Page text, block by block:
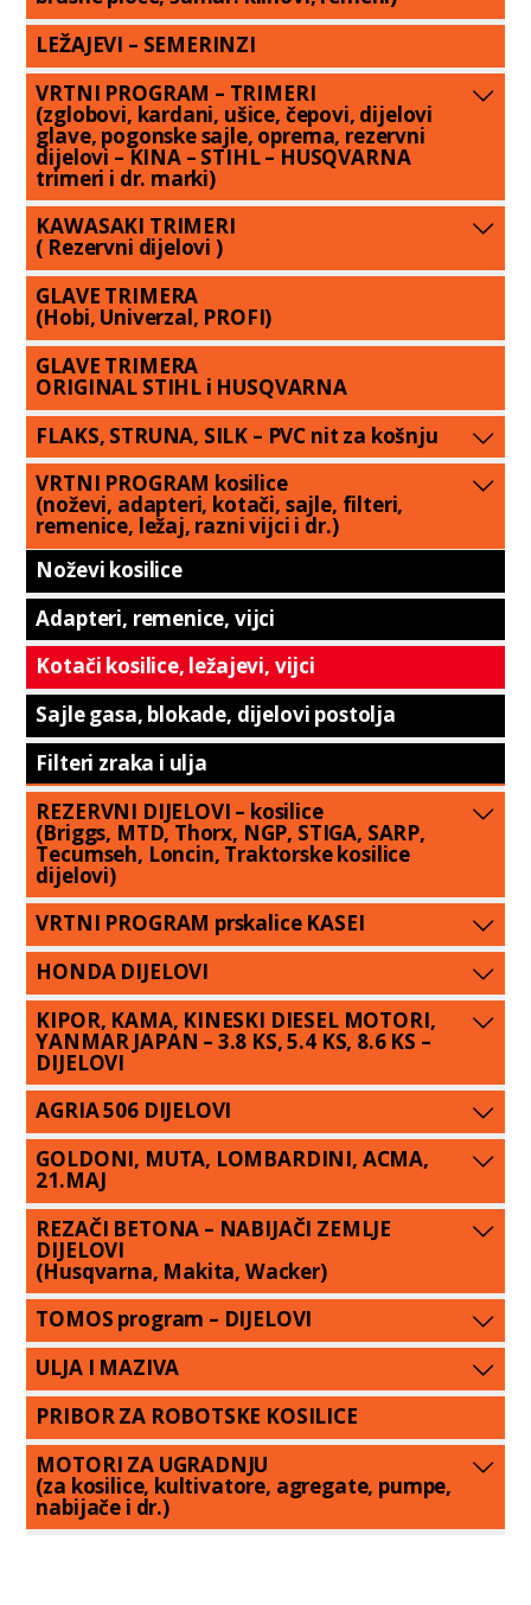
LEŽAJEVI – SEMERINZI
VRTNI PROGRAM – TRIMERI
(zglobovi, kardani, ušice, čepovi, dijelovi
glave, pogonske sajle, oprema, rezervni
dijelovi – KINA – STIHL – HUSQVARNA
trimeri i dr. marki)
KAWASAKI TRIMERI
( Rezervni dijelovi )
GLAVE TRIMERA
(Hobi, Univerzal, PROFI)
GLAVE TRIMERA
ORIGINAL STIHL i HUSQVARNA
FLAKS, STRUNA, SILK – PVC nit za košnju
VRTNI PROGRAM kosilice
(noževi, adapteri, kotači, sajle, filteri,
remenice, ležaj, razni vijci i dr.)
Noževi kosilice
Adapteri, remenice, vijci
Kotači kosilice, ležajevi, vijci
Sajle gasa, blokade, dijelovi postolja
Filteri zraka i ulja
REZERVNI DIJELOVI – kosilice
(Briggs, MTD, Thorx, NGP, STIGA, SARP,
Tecumseh, Loncin, Traktorske kosilice
dijelovi)
VRTNI PROGRAM prskalice KASEI
HONDA DIJELOVI
KIPOR, KAMA, KINESKI DIESEL MOTORI,
YANMAR JAPAN – 3.8 KS, 5.4 KS, 8.6 KS –
DIJELOVI
AGRIA 506 DIJELOVI
GOLDONI, MUTA, LOMBARDINI, ACMA,
21.MAJ
REZAČI BETONA – NABIJAČI ZEMLJE
DIJELOVI
(Husqvarna, Makita, Wacker)
TOMOS program – DIJELOVI
ULJA I MAZIVA
PRIBOR ZA ROBOTSKE KOSILICE
MOTORI ZA UGRADNJU
(za kosilice, kultivatore, agregate, pumpe,
nabijače i dr.)